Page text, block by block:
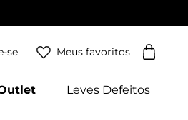
Meus favoritos
Leves Defeitos